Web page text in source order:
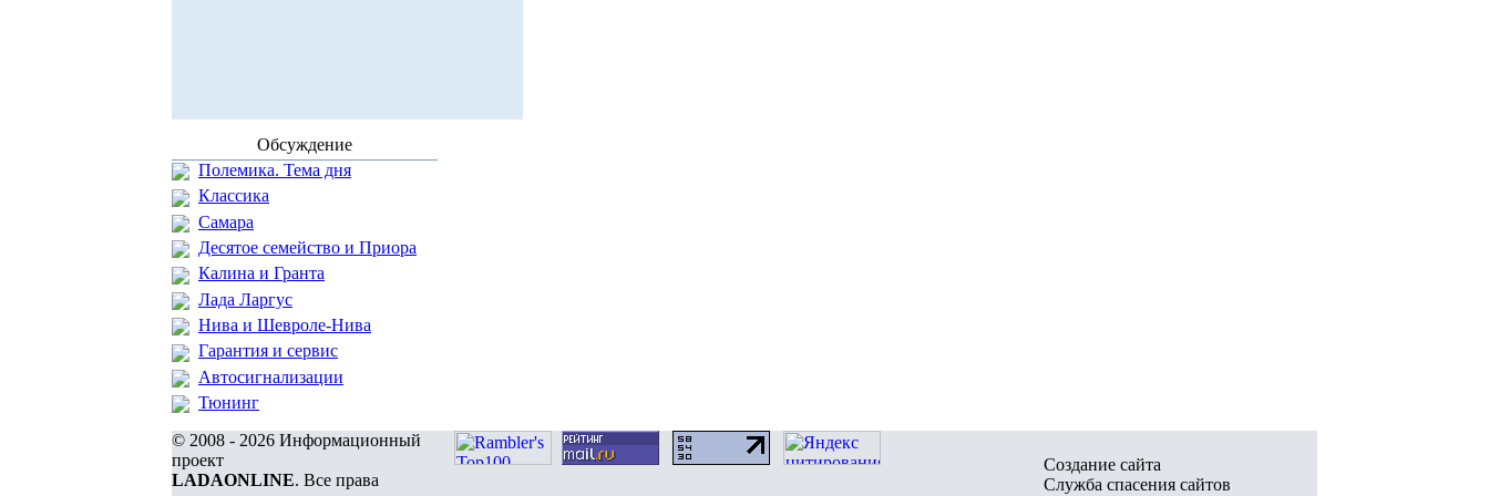
Обсуждение
Полемика. Тема дня
Классика
Самара
Десятое семейство и Приора
Калина и Гранта
Лада Ларгус
Нива и Шевроле-Нива
Гарантия и сервис
Автосигнализации
Тюнинг
© 2008 - 2026 Информационный
проект
LADAONLINE. Все права
Создание сайта
Служба спасения сайтов